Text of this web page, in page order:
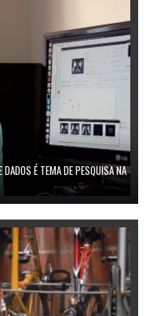
DADOS É TEMA DE PESQUISA NA